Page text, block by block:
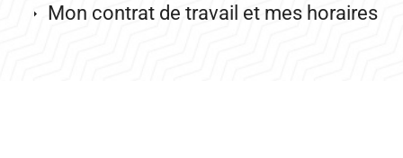
Mon contrat de travail et mes horaires